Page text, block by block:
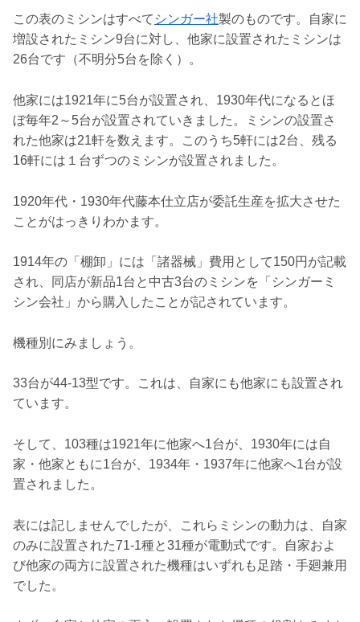
この表のミシンはすべて シンガー社製のものです。自家に
増設されたミシン9台に対し、他家に設置されたミシンは
26台です（不明分5台を除く）。
他家には1921年に5台が設置され、1930年代になるとほ
ぼ毎年2～5台が設置されていきました。ミシンの設置さ
れた他家は21軒を数えます。このうち5軒には2台、残る
16軒には１台ずつのミシンが設置されました。
1920年代・1930年代藤本仕立店が委託生産を拡大させた
ことがはっきりわかます。
1914年の「棚卸」には「諸器械」費用として150円が記載
され、同店が新品1台と中古3台のミシンを「シンガーミ
シン会社」から購入したことが記されています。
機種別にみましょう。
33台が44-13型です。これは、自家にも他家にも設置され
ています。
そして、103種は1921年に他家へ1台が、1930年には自
家・他家ともに1台が、1934年・1937年に他家へ1台が設
置されました。
表には記しませんでしたが、これらミシンの動力は、自家
のみに設置された71-1種と31種が電動式です。自家およ
び他家の両方に設置された機種はいずれも足踏・手廻兼用
でした。